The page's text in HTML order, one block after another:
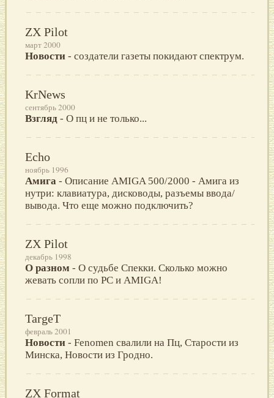
ZX Pilot
март 2000
Новости - создатели газеты покидают спектрум.
KrNews
сентябрь 2000
Взгляд - О пц и не только...
Echo
ноябрь 1996
Амига - Описание AMIGA 500/2000 - Амига из
нутри: клавиатура, дисководы, разъемы ввода/
вывода. Что еще можно подключить?
ZX Pilot
декабрь 1998
О разном - О судьбе Спекки. Сколько можно
жевать сопли по PC и AMIGA!
TargeT
февраль 2001
Новости - Fenomen свалили на Пц, Старости из
Минска, Новости из Гродно.
ZX Format